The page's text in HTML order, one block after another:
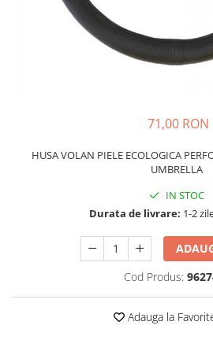
Schimbatoare Viteze
Accesorii Auto
Accesorii Auto Exterior
Inchidere Centralizata
Tavite Portbagaj Dedicate
Covorase Auto/ Presuri Auto
Accesorii Siguranta Auto
71,00 RON
HUSA VOLAN PIELE ECOLOGICA
UMBRELLA
IN STOC
Durata de livrare: 1-2
Cod Produs:
Adauga la